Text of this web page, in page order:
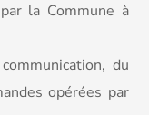
la Commune à
du
opérées par